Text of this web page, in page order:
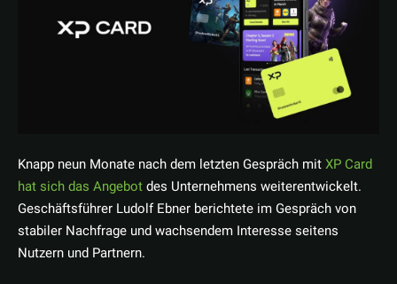
Knapp neun Monate nach dem letzten Gespräch mitXP Card
hat sich das Angebotdes Unternehmens weiterentwickelt.
Geschäftsführer Ludolf Ebner berichtete im Gespräch von
stabiler Nachfrage und wachsendem Interesse seitens
Nutzern und Partnern.